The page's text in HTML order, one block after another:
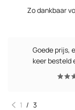
Zo dankbaar
Goede prijs,
keer besteld
1 / 3